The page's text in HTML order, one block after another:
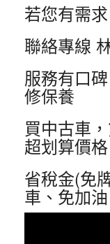
若您有需
聯絡專線
服務有口
修保養
買中古車
超划算價格
省稅金(免
車、免加油